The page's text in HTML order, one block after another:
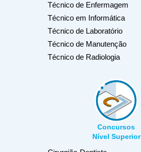
Técnico de Enfermagem
Técnico em Informática
Técnico de Laboratório
Técnico de Manutenção
Técnico de Radiologia
Concursos
Nível Superior